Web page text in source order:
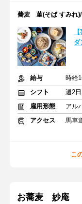
蕎麦 菫(そば すみれ
ダ
給与
時給
シフト
週2
雇用形態
アル
アクセス
馬車
こ
お蕎麦 妙庵